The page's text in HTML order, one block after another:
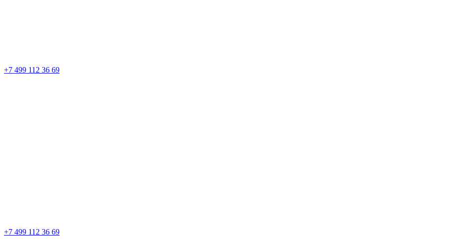
+7 499 112 36 69
+7 499 112 36 69